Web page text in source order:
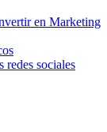
en Marketing
redes sociales